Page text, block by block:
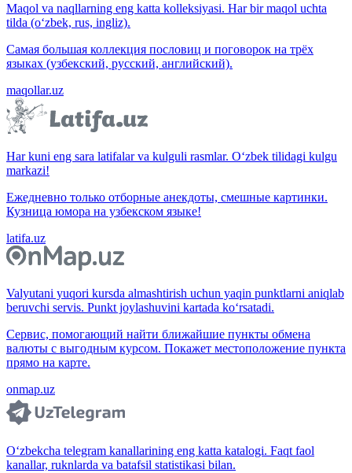
Maqol va naqllarning eng katta kolleksiyasi. Har bir maqol uchta
tilda (o‘zbek, rus, ingliz).
Самая большая коллекция пословиц и поговорок на трёх
языках (узбекский, русский, английский).
maqollar.uz
Har kuni eng sara latifalar va kulguli rasmlar. O‘zbek tilidagi kulgu
markazi!
Ежедневно только отборные анекдоты, смешные картинки.
Кузница юмора на узбекском языке!
latifa.uz
Valyutani yuqori kursda almashtirish uchun yaqin punktlarni aniqlab
beruvchi servis. Punkt joylashuvini kartada ko‘rsatadi.
Сервис, помогающий найти ближайшие пункты обмена
валюты с выгодным курсом. Покажет местоположение пункта
прямо на карте.
onmap.uz
O‘zbekcha telegram kanallarining eng katta katalogi. Faqt faol
kanallar, ruknlarda va batafsil statistikasi bilan.